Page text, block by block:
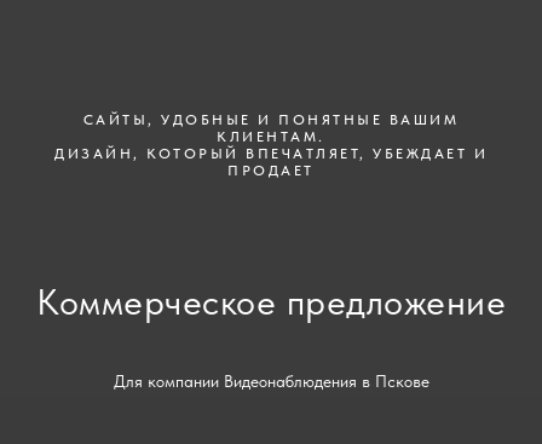
САЙТЫ, УДОБНЫЕ И ПОНЯТНЫЕ ВАШИМ
КЛИЕНТАМ.
ДИЗАЙН, КОТОРЫЙ ВПЕЧАТЛЯЕТ, УБЕЖДАЕТ И
ПРОДАЕТ
Коммерческое предложение
Для компании Видеонаблюдения в Пскове